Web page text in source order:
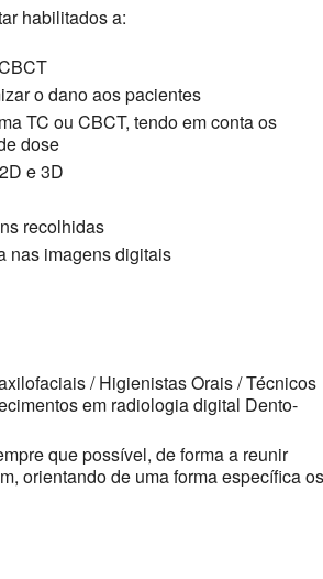
habilitados a:
o dano aos pacientes
TC ou CBCT, tendo em conta os
dose
e 3D
recolhidas
nas imagens digitais
/ Higienistas Orais / Técnicos
em radiologia digital Dento-
que possível, de forma a reunir
orientando de uma forma específica os